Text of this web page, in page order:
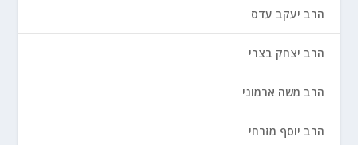
הרב יעקב עדס
הרב יצחק בצרי
הרב משה ארמוני
הרב יוסף מזרחי